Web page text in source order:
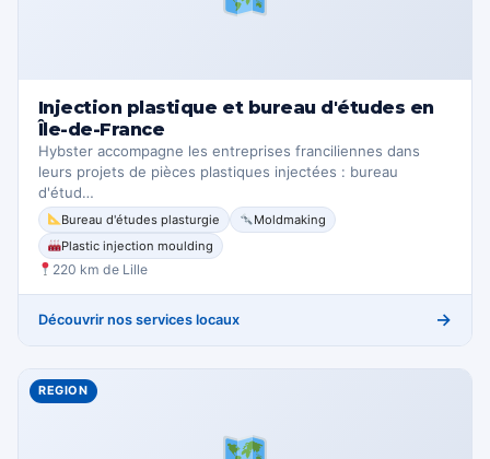
Injection plastique et bureau d'études en
Île-de-France
Hybster accompagne les entreprises franciliennes dans
leurs projets de pièces plastiques injectées : bureau
d'étud…
Bureau d'études plasturgie
Moldmaking
Plastic injection moulding
220 km de Lille
Découvrir nos services locaux →
REGION